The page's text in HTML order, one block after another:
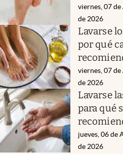
viernes, 07
de 2026
Lavarse
por qué
viernes, 07
de 2026
Lavarse
para qué
jueves, 06 de
de 2026